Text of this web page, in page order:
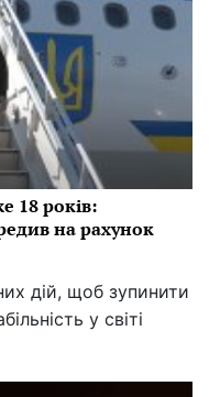
18 років:
на рахунок
дій, щоб зупинити
у світі